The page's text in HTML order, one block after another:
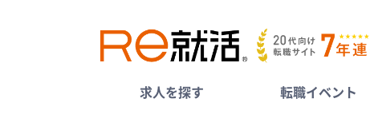
求人を探す 転職イベント